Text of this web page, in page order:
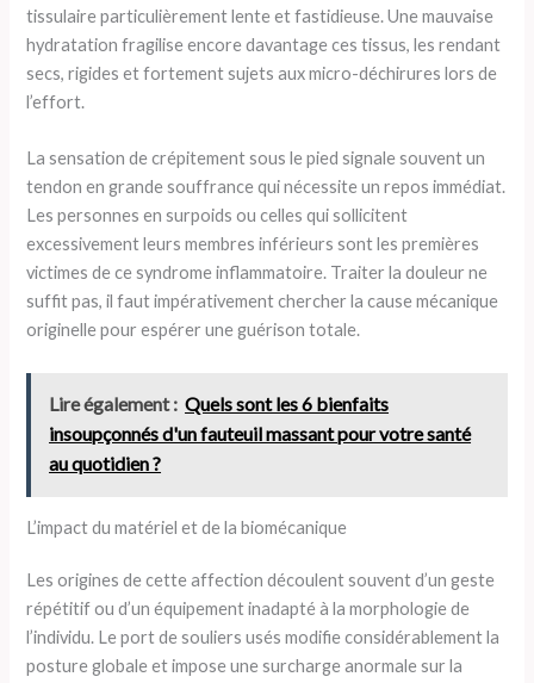
tissulaire particulièrement lente et fastidieuse. Une mauvaise
hydratation fragilise encore davantage ces tissus, les rendant
secs, rigides et fortement sujets aux micro-déchirures lors de
l’effort.
La sensation de crépitement sous le pied signale souvent un
tendon en grande souffrance qui nécessite un repos immédiat.
Les personnes en surpoids ou celles qui sollicitent
excessivement leurs membres inférieurs sont les premières
victimes de ce syndrome inflammatoire. Traiter la douleur ne
suffit pas, il faut impérativement chercher la cause mécanique
originelle pour espérer une guérison totale.
Lire également : Quels sont les 6 bienfaits
insoupçonnés d'un fauteuil massant pour votre santé
au quotidien ?
L’impact du matériel et de la biomécanique
Les origines de cette affection découlent souvent d’un geste
répétitif ou d’un équipement inadapté à la morphologie de
l’individu. Le port de souliers usés modifie considérablement la
posture globale et impose une surcharge anormale sur la